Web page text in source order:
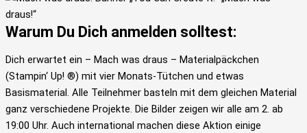
Warum Du Dich anmelden solltest:
Dich erwartet ein – Mach was draus – Materialpäckchen
(Stampin‘ Up! ®) mit vier Monats-Tütchen und etwas
Basismaterial. Alle Teilnehmer basteln mit dem gleichen Material
ganz verschiedene Projekte. Die Bilder zeigen wir alle am 2. ab
19:00 Uhr. Auch international machen diese Aktion einige